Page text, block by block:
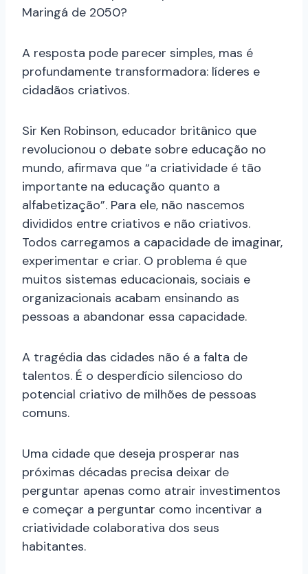
Maringá de 2050?
A resposta pode parecer simples, mas é
profundamente transformadora: líderes e
cidadãos criativos.
Sir Ken Robinson, educador britânico que
revolucionou o debate sobre educação no
mundo, afirmava que “a criatividade é tão
importante na educação quanto a
alfabetização”. Para ele, não nascemos
divididos entre criativos e não criativos.
Todos carregamos a capacidade de imaginar,
experimentar e criar. O problema é que
muitos sistemas educacionais, sociais e
organizacionais acabam ensinando as
pessoas a abandonar essa capacidade.
A tragédia das cidades não é a falta de
talentos. É o desperdício silencioso do
potencial criativo de milhões de pessoas
comuns.
Uma cidade que deseja prosperar nas
próximas décadas precisa deixar de
perguntar apenas como atrair investimentos
e começar a perguntar como incentivar a
criatividade colaborativa dos seus
habitantes.